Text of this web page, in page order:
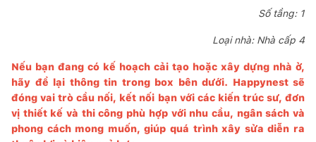
Số tầng: 1
Loại nhà: Nhà cấp 4
Nếu bạn đang có kế hoạch cải tạo hoặc xây dựng nhà ở,
hãy để lại thông tin trong box bên dưới. Happynestsẽ
đóng vai trò cầu nối, kết nối bạn với các kiến trúc sư, đơn
vị thiết kế và thi công phù hợp với nhu cầu, ngân sách và
phong cách mong muốn, giúp quá trình xây sửa diễn ra